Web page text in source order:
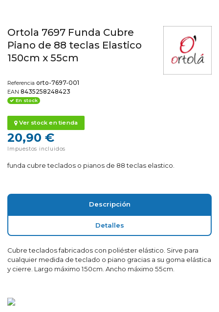
Ortola 7697 Funda Cubre
Piano de 88 teclas Elastico
150cm x 55cm
Referencia orto-7697-001
EAN 8435258248423
En stock
Ver stock en tienda
20,90 €
Impuestos incluidos
funda cubre teclados o pianos de 88 teclas elastico.
Descripción
Detalles
Cubre teclados fabricados con poliéster elástico. Sirve para
cualquier medida de teclado o piano gracias a su goma elástica
y cierre. Largo máximo 150cm. Ancho máximo 55cm.